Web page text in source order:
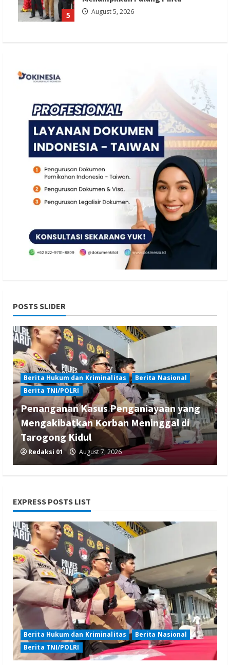
5 August 5, 2026
POSTS SLIDER
Berita Hukum dan Kriminalitas
Berita Nasional
Berita TNI/POLRI
Penanganan Kasus Penganiayaan yang
Mengakibatkan Korban Meninggal di
Tarogong Kidul
Redaksi 01 August 7, 2026
Berita Hiburan
Berita Lifestyle dan Insurance
Berita Trending
Film Terlaris 2026 Spider Man Brand New
Day Raup Rp 20,6 T dalam Sepekan
Redaksi 01 August 6, 2026
EXPRESS POSTS LIST
Berita Hukum dan Kriminalitas
Berita Nasional
Berita TNI/POLRI